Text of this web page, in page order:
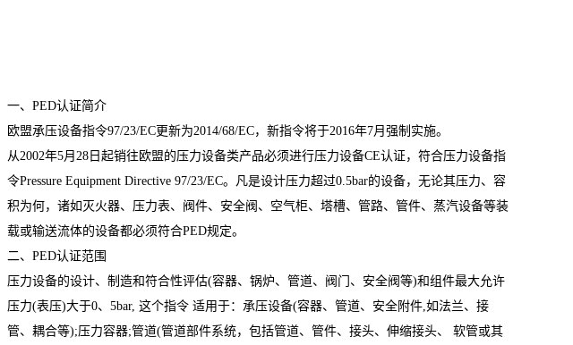
一、PED认证简介
欧盟承压设备指令97/23/EC更新为2014/68/EC，新指令将于2016年7月强制实施。
从2002年5月28日起销往欧盟的压力设备类产品必须进行压力设备CE认证，符合压力设备指
令Pressure Equipment Directive 97/23/EC。凡是设计压力超过0.5bar的设备，无论其压力、容
积为何，诸如灭火器、压力表、阀件、安全阀、空气柜、塔槽、管路、管件、蒸汽设备等装
载或输送流体的设备都必须符合PED规定。
二、PED认证范围
压力设备的设计、制造和符合性评估(容器、锅炉、管道、阀门、安全阀等)和组件最大允许
压力(表压)大于0、5bar, 这个指令 适用于：承压设备(容器、管道、安全附件,如法兰、接
管、耦合等);压力容器;管道(管道部件系统，包括管道、管件、接头、伸缩接头、 软管或其